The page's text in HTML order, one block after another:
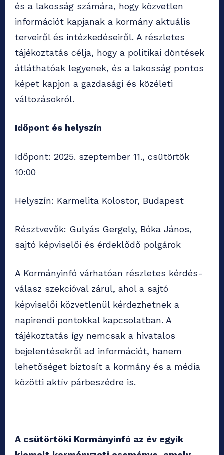
és a lakosság számára, hogy közvetlen
információt kapjanak a kormány aktuális
terveiről és intézkedéseiről. A részletes
tájékoztatás célja, hogy a politikai döntések
átláthatóak legyenek, és a lakosság pontos
képet kapjon a gazdasági és közéleti
változásokról.
Időpont és helyszín
Időpont: 2025. szeptember 11., csütörtök
10:00
Helyszín: Karmelita Kolostor, Budapest
Résztvevők: Gulyás Gergely, Bóka János,
sajtó képviselői és érdeklődő polgárok
A Kormányinfó várhatóan részletes kérdés-
válasz szekcióval zárul, ahol a sajtó
képviselői közvetlenül kérdezhetnek a
napirendi pontokkal kapcsolatban. A
tájékoztatás így nemcsak a hivatalos
bejelentésekről ad információt, hanem
lehetőséget biztosít a kormány és a média
közötti aktív párbeszédre is.
A csütörtöki Kormányinfó az év egyik